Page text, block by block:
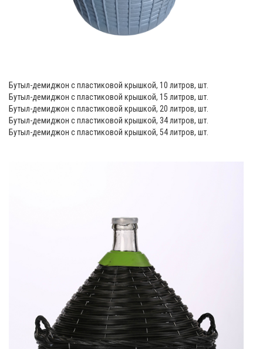
Бутыл-демиджон с пластиковой крышкой, 10 литров, шт.
Бутыл-демиджон с пластиковой крышкой, 15 литров, шт.
Бутыл-демиджон с пластиковой крышкой, 20 литров, шт.
Бутыл-демиджон с пластиковой крышкой, 34 литров, шт.
Бутыл-демиджон с пластиковой крышкой, 54 литров, шт.